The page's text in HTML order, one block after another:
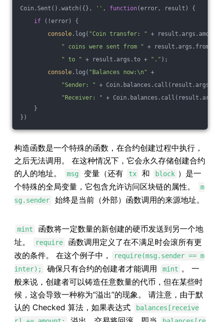
Coin.Sent().watch({}, '' , function(error, result ) {
if (!error) {
console .log( "Coin transfer: " + result.args.amount
" coins were sent from " + result.args.from +
" to " + result.args.to + "." );
console .log( "Balances now:\n" +
"Sender: " +
"Receiver: " +
}
})
构造函数是一个特殊的函数，在合约创建过程中执行，
之后无法调用。 在这种情况下，它会永久存储创建合约
的人的地址。
msg 变量（还有 tx 和 block ）是一
个特殊的全局变量，它包含允许访问区块链的属性。
m
sg.sender
始终是当前（外部）函数调用的来源地址。
mint
函数将一定数量的新创建的硬币发送到另一个地
址。
require
函数调用定义了在不满足时会滚所有更
改的条件。 在这个例子中，
require(msg.sender == m
inter);
确保只有合约的创建者才能调用 mint 。 一
般来说，创建者可以铸造任意数量的代币，但在某些时
候，这会导致一种称为“溢出”的现象。 请注意，由于默
认的 Checked 算法，如果表达式
balances[receive